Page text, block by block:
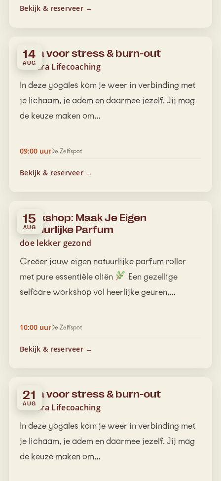
Bekijk & reserveer →
14
AUG
Yoga voor stress & burn-out
Tamara Lifecoaching
In deze yogales kom je weer in verbinding met
je lichaam, je adem en daarmee jezelf. Jij mag
de keuze maken om…
09:00 uurDe Zelfspot
Bekijk & reserveer →
15
AUG
Workshop: Maak Je Eigen
Natuurlijke Parfum
doe lekker gezond
Creëer jouw eigen natuurlijke parfum roller
met pure essentiële oliën
Een gezellige
selfcare workshop vol heerlijke geuren,
10:00 uurDe Zelfspot
Bekijk & reserveer →
21
AUG
Yoga voor stress & burn-out
Tamara Lifecoaching
In deze yogales kom je weer in verbinding met
je lichaam, je adem en daarmee jezelf. Jij mag
de keuze maken om…